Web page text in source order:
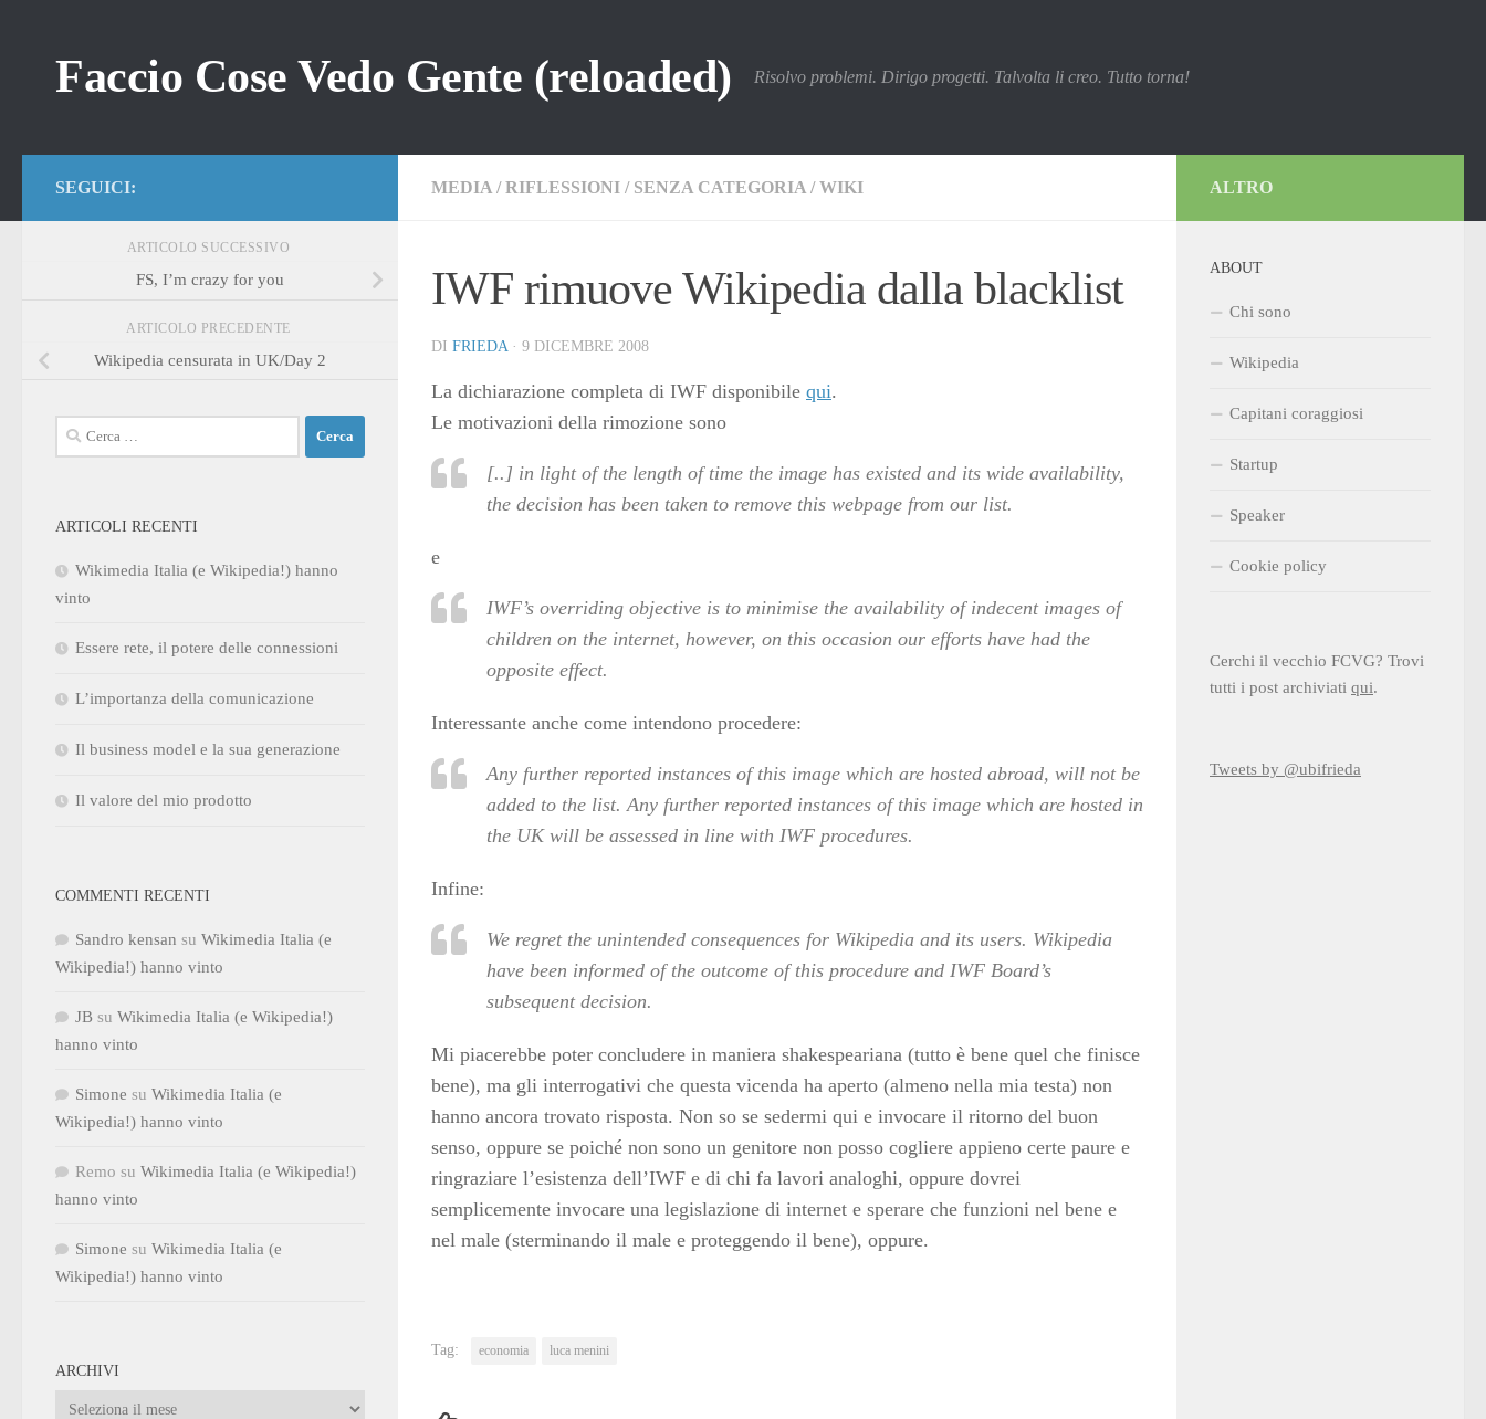
Faccio Cose Vedo Gente (reloaded) Risolvo problemi. Dirigo progetti. Talvolta li creo. Tutto torna!
MEDIA / RIFLESSIONI / SENZA CATEGORIA / WIKI
IWF rimuove Wikipedia dalla blacklist
DI FRIEDA · 9 DICEMBRE 2008
La dichiarazione completa di IWF disponibile qui.
Le motivazioni della rimozione sono
[..] in light of the length of time the image has existed and its wide availability,
the decision has been taken to remove this webpage from our list.
e
IWF’s overriding objective is to minimise the availability of indecent images of
children on the internet, however, on this occasion our efforts have had the
opposite effect.
Interessante anche come intendono procedere:
Any further reported instances of this image which are hosted abroad, will not be
added to the list. Any further reported instances of this image which are hosted in
the UK will be assessed in line with IWF procedures.
Infine:
We regret the unintended consequences for Wikipedia and its users. Wikipedia
have been informed of the outcome of this procedure and IWF Board’s
subsequent decision.
Mi piacerebbe poter concludere in maniera shakespeariana (tutto è bene quel che finisce
bene), ma gli interrogativi che questa vicenda ha aperto (almeno nella mia testa) non
hanno ancora trovato risposta. Non so se sedermi qui e invocare il ritorno del buon
senso, oppure se poiché non sono un genitore non posso cogliere appieno certe paure e
ringraziare l’esistenza dell’IWF e di chi fa lavori analoghi, oppure dovrei
semplicemente invocare una legislazione di internet e sperare che funzioni nel bene e
nel male (sterminando il male e proteggendo il bene), oppure.
Tag: economia luca menini
SEGUICI:
ARTICOLO SUCCESSIVO
FS, I’m crazy for you
ARTICOLO PRECEDENTE
Wikipedia censurata in UK/Day 2
Ricerca
per:
ARTICOLI RECENTI
Wikimedia Italia (e Wikipedia!) hanno
vinto
Essere rete, il potere delle connessioni
L’importanza della comunicazione
Il business model e la sua generazione
Il valore del mio prodotto
COMMENTI RECENTI
Sandro kensan su Wikimedia Italia (e
Wikipedia!) hanno vinto
JB su Wikimedia Italia (e Wikipedia!)
hanno vinto
Simone su Wikimedia Italia (e
Wikipedia!) hanno vinto
Remo su Wikimedia Italia (e Wikipedia!)
hanno vinto
Simone su Wikimedia Italia (e
Wikipedia!) hanno vinto
ARCHIVI
Archivi
ALTRO
ABOUT
Chi sono
Wikipedia
Capitani coraggiosi
Startup
Speaker
Cookie policy
Cerchi il vecchio FCVG? Trovi
tutti i post archiviati qui.
Tweets by @ubifrieda